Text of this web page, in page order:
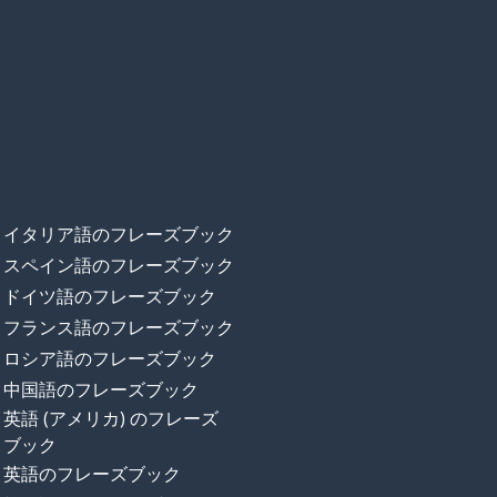
イタリア語のフレーズブック
スペイン語のフレーズブック
ドイツ語のフレーズブック
フランス語のフレーズブック
ロシア語のフレーズブック
中国語のフレーズブック
英語 (アメリカ) のフレーズ
ブック
英語のフレーズブック